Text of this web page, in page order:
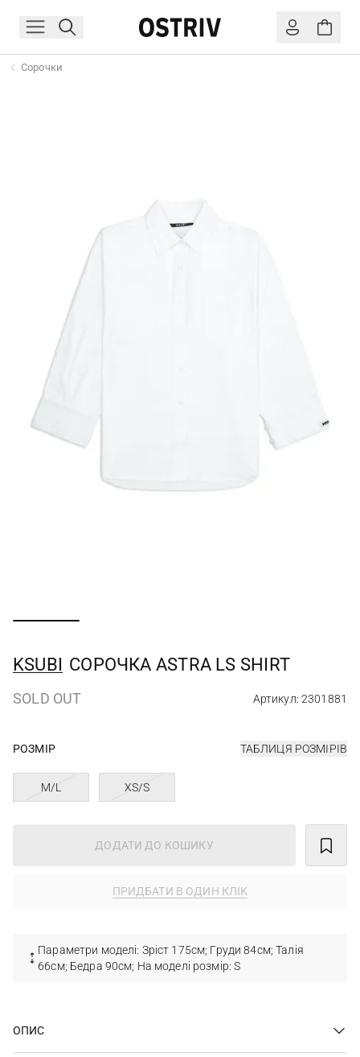
Сорочки
KSUBI СОРОЧКА ASTRA LS SHIRT
SOLD OUT Артикул: 2301881
РОЗМІР ТАБЛИЦЯ РОЗМІРІВ
M/L XS/S
ДОДАТИ ДО КОШИКУ
ПРИДБАТИ В ОДИН КЛІК
Параметри моделі: Зріст 175см; Груди 84см; Талія
66см; Бедра 90см; На моделі розмір: S
ОПИС